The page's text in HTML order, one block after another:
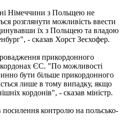
Німеччини з Польщею не
розглянути можливість ввести
їх з Польщею та владою
- сказав Хорст Зеєхофер.
прикордонного
ЄС. "По можливості
бути більше прикордонного
лише в тому випадку, якщо
кордонів", - сказав міністр.
контролю на польсько-